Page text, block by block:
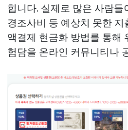
힙니다. 실제로 많은 사람들
경조사비 등 예상치 못한
액결제 현금화 방법를 통해
험담을 온라인 커뮤니티나